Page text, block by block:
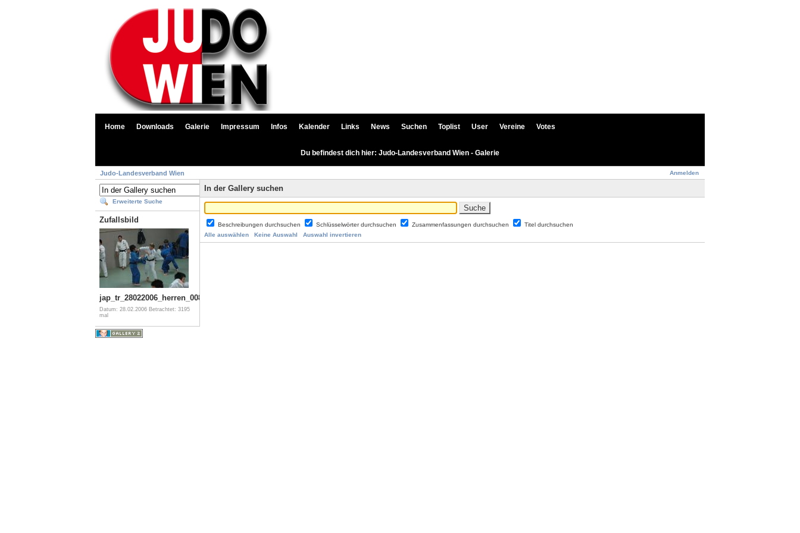
Home Downloads Galerie Impressum Infos Kalender Links News Suchen Toplist User Vereine Votes
Du befindest dich hier: Judo-Landesverband Wien - Galerie
Anmelden
Judo-Landesverband Wien
Erweiterte Suche
Zufallsbild
jap_tr_28022006_herren_008
Datum: 28.02.2006 Betrachtet: 3195
mal
In der Gallery suchen
Beschreibungen durchsuchen Schlüsselwörter durchsuchen Zusammenfassungen durchsuchen
Titel durchsuchen
Alle auswählen
Keine Auswahl Auswahl invertieren